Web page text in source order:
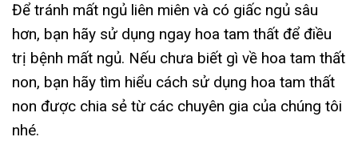
Để tránh mất ngủ liên miên và có giấc ngủ sâu
hơn, bạn hãy sử dụng ngay hoa tam thất để điều
trị bệnh mất ngủ. Nếu chưa biết gì về hoa tam thất
non, bạn hãy tìm hiểu cách sử dụng hoa tam thất
non được chia sẻ từ các chuyên gia của chúng tôi
nhé.